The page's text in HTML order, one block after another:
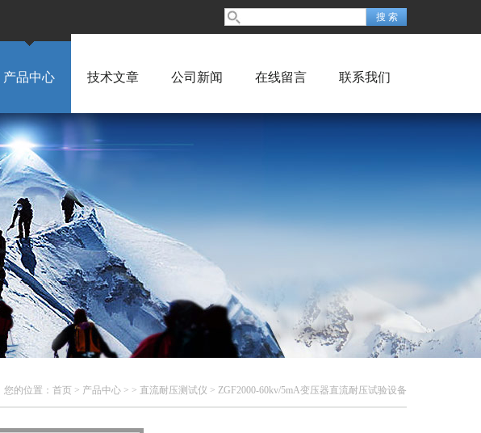
产品中心 技术文章 公司新闻 在线留言 联系我们
您的位置： 首页 > 产品中心 > > 直流耐压测试仪 > ZGF2000-60kv/5mA变压器直流耐压试验设备